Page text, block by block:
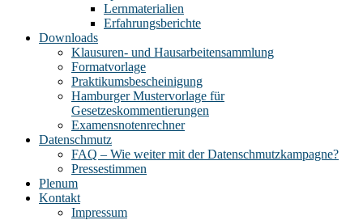
Lernmaterialien
Erfahrungsberichte
Downloads
Klausuren- und Hausarbeitensammlung
Formatvorlage
Praktikumsbescheinigung
Hamburger Mustervorlage für
Gesetzeskommentierungen
Examensnotenrechner
Datenschmutz
FAQ – Wie weiter mit der Datenschmutzkampagne?
Pressestimmen
Plenum
Kontakt
Impressum